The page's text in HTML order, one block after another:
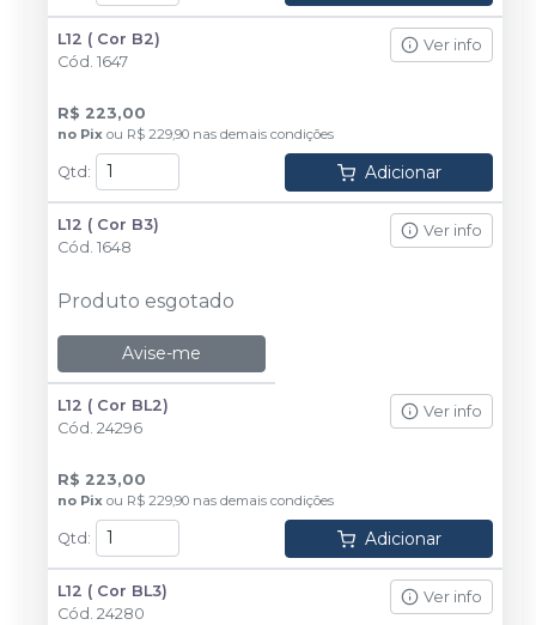
L12 ( Cor B2)
Cód. 1647
Ver info
R$ 223,00
no Pix ou R$ 229,90 nas demais condições
Qtd : Adicionar
L12 ( Cor B3)
Cód. 1648
Ver info
Produto esgotado
Avise-me
L12 ( Cor BL2)
Cód. 24296
Ver info
R$ 223,00
no Pix ou R$ 229,90 nas demais condições
Qtd : Adicionar
L12 ( Cor BL3)
Cód. 24280
Ver info